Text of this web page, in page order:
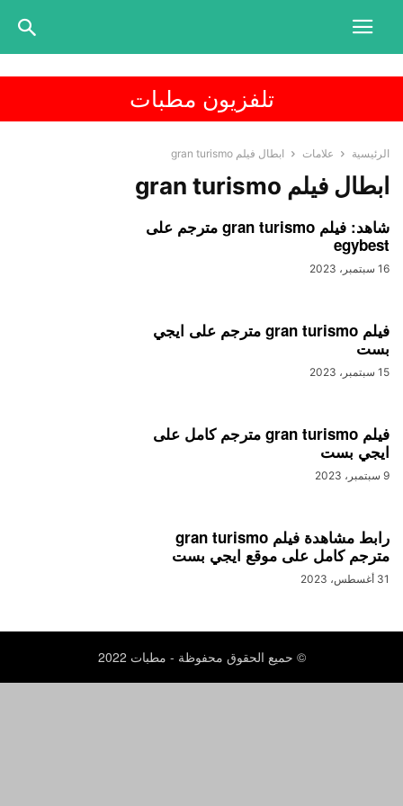
تلفزيون مطبات
الرئيسية علامات ابطال فيلم gran turismo
ابطال فيلم gran turismo
شاهد: فيلم gran turismo مترجم على
egybest
16 سبتمبر، 2023
فيلم gran turismo مترجم على ايجي
بست
15 سبتمبر، 2023
فيلم gran turismo مترجم كامل على
ايجي بست
9 سبتمبر، 2023
رابط مشاهدة فيلم gran turismo
مترجم كامل على موقع ايجي بست
31 أغسطس، 2023
© حميع الحقوق محفوظة - مطبات 2022